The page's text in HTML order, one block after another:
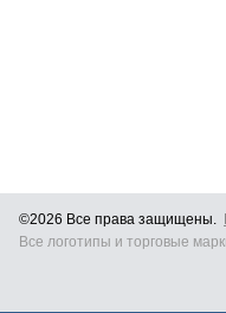
©2026 Все права защищены.
Все логотипы и торговые